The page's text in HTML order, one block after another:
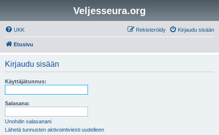
Veljesseura.org
UKK Kirjaudu sisään
Rekisteröidy
Etusivu
Kirjaudu sisään
Käyttäjätunnus:
Salasana:
Unohdin salasanani
Lähetä tunnusten aktivointiviesti uudelleen